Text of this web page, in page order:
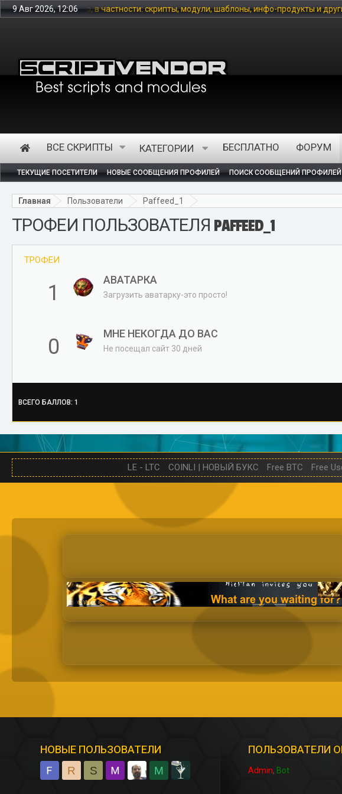
9 Авг 2026, 12:06
товар, в частности: скрипты, модули, шаблоны, инфо-продукты и другие файлы.
ВСЕ СКРИПТЫ КАТЕГОРИИ БЕСПЛАТНО ФОРУМ
ТЕКУЩИЕ ПОСЕТИТЕЛИ НОВЫЕ СООБЩЕНИЯ ПРОФИЛЕЙ ПОИСК СООБЩЕНИЙ ПРОФИЛЕЙ
Главная Пользователи Paffeed_1
ТРОФЕИ ПОЛЬЗОВАТЕЛЯ PAFFEED_1
ТРОФЕИ
1 АВАТАРКА
Загрузить аватарку-это просто!
0 МНЕ НЕКОГДА ДО ВАС
Не посещал сайт 30 дней
ВСЕГО БАЛЛОВ: 1
LE - LTC COINLI | НОВЫЙ БУКС Free BTC Free
НОВЫЕ ПОЛЬЗОВАТЕЛИ
R S M
ПОЛЬЗОВАТЕЛИ
Admin Bot